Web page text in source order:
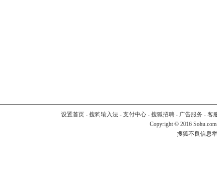
设置首页- 搜狗输入法- 支付中心- 搜狐招聘- 广告服务 - 客
Copyright © 2016
搜狐不良信息